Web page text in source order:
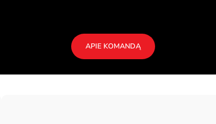
APIE KOMANDĄ